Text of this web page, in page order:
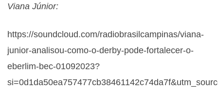
Viana Júnior:
https://soundcloud.com/radiobrasilcampinas/viana-
junior-analisou-como-o-derby-pode-fortalecer-o-
eberlim-bec-01092023?